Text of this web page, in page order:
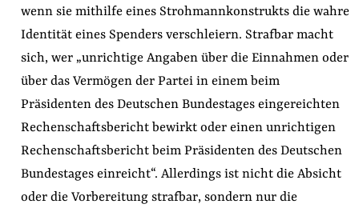
wenn sie mithilfe eines Strohmannkonstrukts die wahre
Identität eines Spenders verschleiern. Strafbar macht
sich, wer „unrichtige Angaben über die Einnahmen oder
über das Vermögen der Partei in einem beim
Präsidenten des Deutschen Bundestages eingereichten
Rechenschaftsbericht bewirkt oder einen unrichtigen
Rechenschaftsbericht beim Präsidenten des Deutschen
Bundestages einreicht“. Allerdings ist nicht die Absicht
oder die Vorbereitung strafbar, sondern nur die